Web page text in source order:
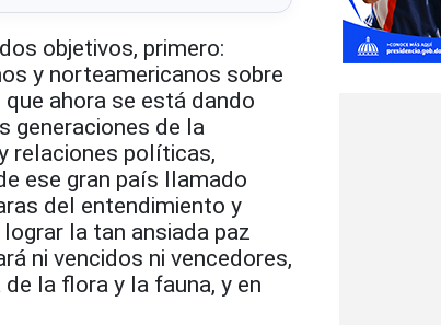
objetivos, primero:
y norteamericanos sobre
ahora se está dando
generaciones de la
relaciones políticas,
ese gran país llamado
del entendimiento y
la tan ansiada paz
ni vencidos ni vencedores,
la flora y la fauna, y en